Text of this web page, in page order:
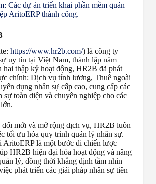
Các dự án triển khai phần mềm quản
AritoERP thành công.
https://www.hr2b.com/) là công ty
uy tín tại Việt Nam, thành lập năm
hai thập kỷ hoạt động, HR2B đã phát
chính: Dịch vụ tính lương, Thuê ngoài
dụng nhân sự cấp cao, cung cấp các
sự toàn diện và chuyên nghiệp cho các
mới và mở rộng dịch vụ, HR2B luôn
tối ưu hóa quy trình quản lý nhân sự.
AritoERP là một bước đi chiến lược
HR2B hiện đại hóa hoạt động và nâng
lý, đồng thời khẳng định tầm nhìn
phát triển các giải pháp nhân sự tiên